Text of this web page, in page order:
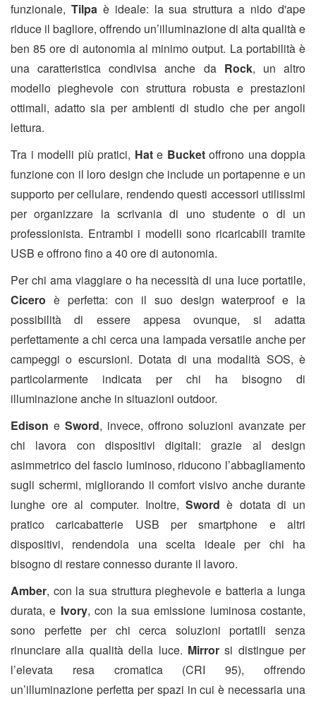
funzionale, Tilpaè ideale: la sua struttura a nido d'ape
riduce il bagliore, offrendo un’illuminazione di alta qualità e
ben 85 ore di autonomia al minimo output. La portabilità è
una caratteristica condivisa anche da Rock, un altro
modello pieghevole con struttura robusta e prestazioni
ottimali, adatto sia per ambienti di studio che per angoli
lettura.
Tra i modelli più pratici, Hate Bucketoffrono una doppia
funzione con il loro design che include un portapenne e un
supporto per cellulare, rendendo questi accessori utilissimi
per organizzare la scrivania di uno studente o di un
professionista. Entrambi i modelli sono ricaricabili tramite
USB e offrono fino a 40 ore di autonomia.
Per chi ama viaggiare o ha necessità di una luce portatile,
Cicero è perfetta: con il suo design waterproof e la
possibilità di essere appesa ovunque, si adatta
perfettamente a chi cerca una lampada versatile anche per
campeggi o escursioni. Dotata di una modalità SOS, è
particolarmente indicata per chi ha bisogno di
illuminazione anche in situazioni outdoor.
Edison e Sword, invece, offrono soluzioni avanzate per
chi lavora con dispositivi digitali: grazie al design
asimmetrico del fascio luminoso, riducono l’abbagliamento
sugli schermi, migliorando il comfort visivo anche durante
lunghe ore al computer. Inoltre,Sword è dotata di un
pratico caricabatterie USB per smartphone e altri
dispositivi, rendendola una scelta ideale per chi ha
bisogno di restare connesso durante il lavoro.
Amber, con la sua struttura pieghevole e batteria a lunga
durata, e Ivory, con la sua emissione luminosa costante,
sono perfette per chi cerca soluzioni portatili senza
rinunciare alla qualità della luce. Mirrorsi distingue per
l’elevata resa cromatica (CRI 95), offrendo
un’illuminazione perfetta per spazi in cui è necessaria una